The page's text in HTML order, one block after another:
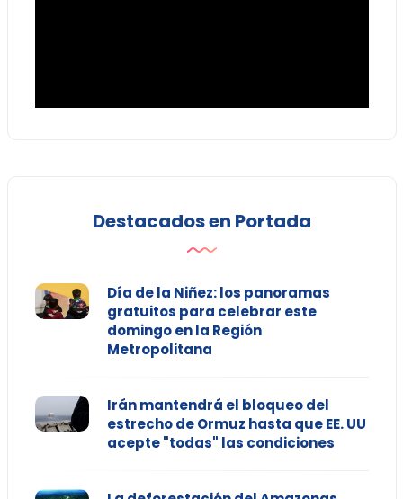
Destacados en Portada
Día de la Niñez: los panoramas
gratuitos para celebrar este
domingo en la Región
Metropolitana
Irán mantendrá el bloqueo del
estrecho de Ormuz hasta que EE. UU
acepte "todas" las condiciones